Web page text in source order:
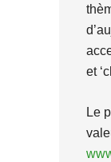
et
Le